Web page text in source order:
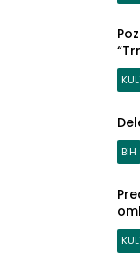
BiH